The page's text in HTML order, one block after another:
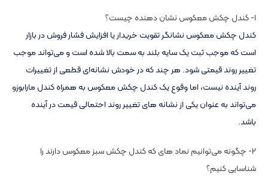
1- کندل چکش معکوس نشان دهنده چیست؟
کندل چکش معکوس نشانگر تقویت خریدار یا افزایش فشار فروش در بازار
است که موجب ثبت یک سایه بلند به سمت بالا شده است و می‌تواند موجب
تغییر روند قیمتی شود. هر چند که در خودش نشانه‌ای قطعی از تغییرات
روند آینده نیست، اما وقوع یک کندل چکش معکوس به همراه کندل مارابوزو
می‌تواند به عنوان یکی از نشانه های تغییر روند احتمالی قیمت در آینده
باشد.
2- چگونه می‌توانیم نماد های که کندل چکش سبز معکوس دارند را
شناسایی کنیم؟